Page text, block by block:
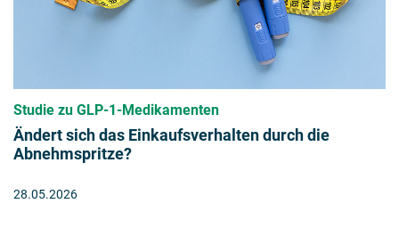
Studie zu GLP-1-Medikamenten
Ändert sich das Einkaufsverhalten durch die
Abnehmspritze?
28.05.2026